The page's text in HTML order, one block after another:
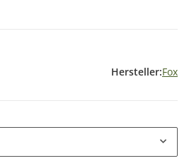
Hersteller:Fox